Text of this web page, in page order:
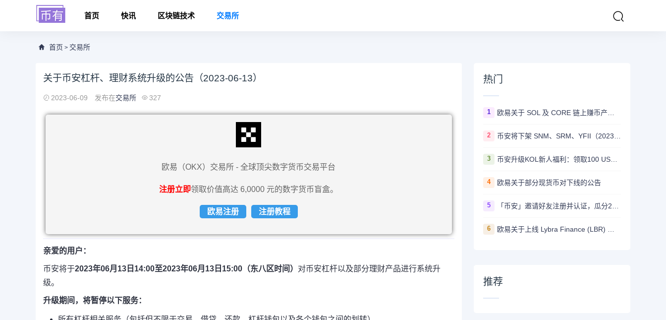
首页 快讯 区块链技术 交易所
首页 > 交易所
关于币安杠杆、理财系统升级的公告（2023-06-13）
2023-06-09 发布在交易所 327
欧易（OKX）交易所 - 全球顶尖数字货币交易平台
注册立即领取价值高达 6,0000 元的数字货币盲盒。
欧易注册 注册教程
亲爱的用户：
币安将于2023年06月13日14:00至2023年06月13日15:00（东八区时间） 对币安杠杆以及部分理财产品进行系统升
级。
升级期间，将暂停以下服务：
热门
1
2
3 币安升级KOL新人福利：领取100 USDT迎新奖励
4 欧易关于部分现货币对下线的公告
5
6
推荐